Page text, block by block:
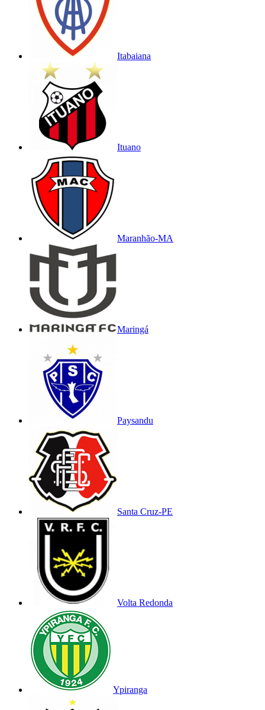
Itabaiana
Ituano
Maranhão-MA
Maringá
Paysandu
Santa Cruz-PE
Volta Redonda
Ypiranga